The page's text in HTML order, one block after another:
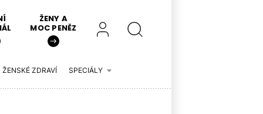
ŽENY A
MOC PENĚZ
ŽENSKÉ ZDRAVÍ SPECIÁLY